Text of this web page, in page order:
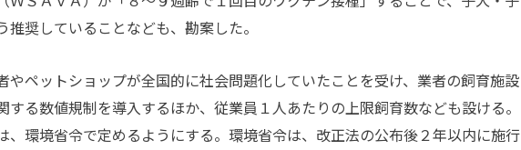
奨していることなども、勘案した。
ペットショップが全国的に社会問題化していたことを受け、業者の飼育施設
する数値規制を導入するほか、従業員１人あたりの上限飼育数なども設ける。
、環境省令で定めるようにする。環境省令は、改正法の公布後２年以内に施行